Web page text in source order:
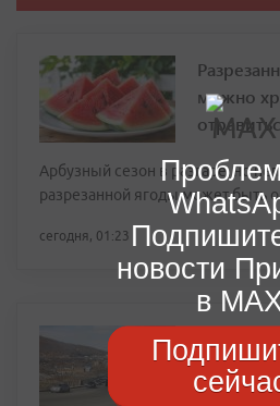
можно
Арбузный сезон в разгаре, но
разрезанной ягоды может быть
сегодня, 01:23
новости
в